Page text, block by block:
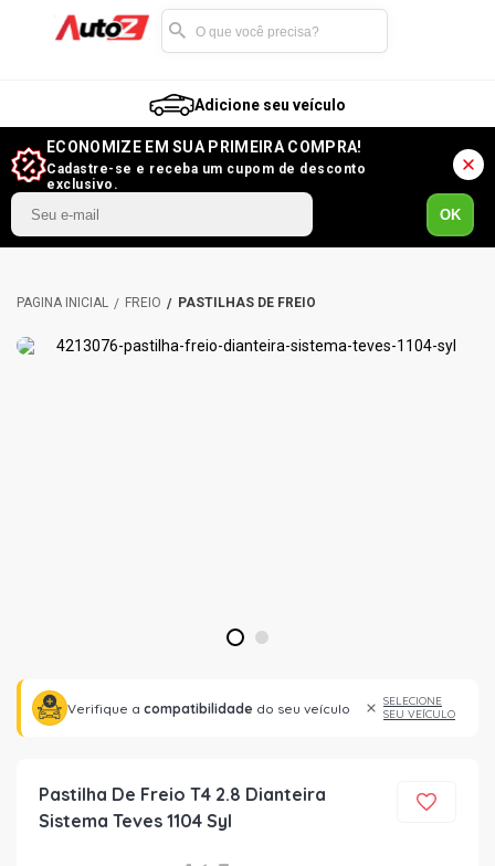
Adicione seu veículo
ECONOMIZE EM SUA PRIMEIRA COMPRA!
Cadastre-se e receba um cupom de desconto
exclusivo.
OK
FREIO PASTILHAS DE FREIO
1 2
Verifique a compatibilidade do seu veículo
SELECIONE
SEU VEÍCULO
Pastilha De Freio T4 2.8 Dianteira
Sistema Teves 1104 Syl